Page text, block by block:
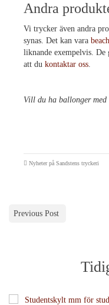
Andra
Vi trycker även andra
synas. Det kan vara
liknande exempelvis. De
att du kontaktar oss
Vill du ha ballonger
Nyheter på Sandstens tryckeri
Previous Post